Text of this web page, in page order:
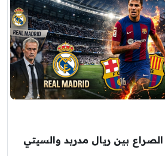
بين ريال مدريد والسيتي